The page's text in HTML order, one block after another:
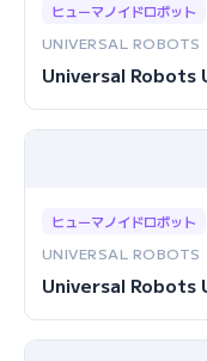
ヒューマノイドロボット
UNIVERSAL ROBOTS
Universal Robots
ヒューマノイドロボット
UNIVERSAL ROBOTS
Universal Robots